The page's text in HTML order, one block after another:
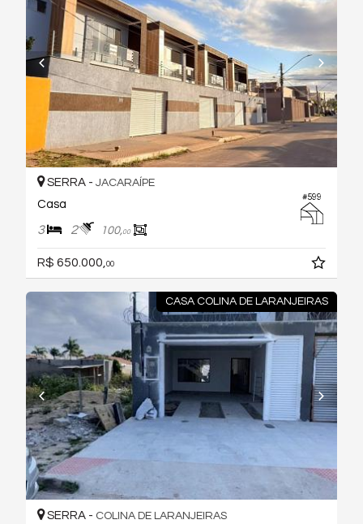
#599
SERRA - JACARAÍPE
Casa
3 2 100,00
R$ 650.000,00
CASA COLINA DE LARANJEIRAS
SERRA - COLINA DE LARANJEIRAS